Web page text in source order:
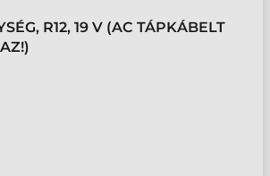
R12, 19 V (AC TÁPKÁBELT